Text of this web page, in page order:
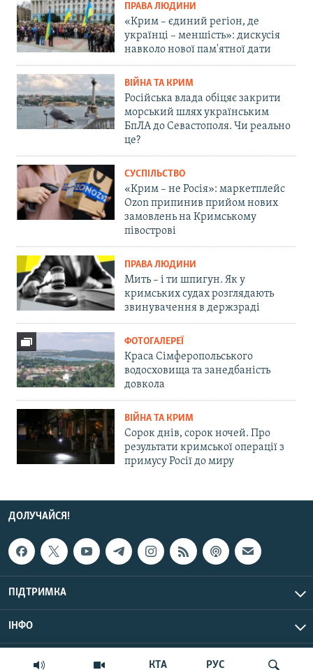
КТА РУС
ПРАВА ЛЮДИНИ
«Крим – єдиний регіон, де
українці – меншість»: дискусія
навколо нової пам'ятної дати
ВІЙНА ТА КРИМ
Російська влада обіцяє закрити
морський шлях українським
БпЛА до Севастополя. Чи реально
це?
СУСПІЛЬСТВО
«Крим – не Росія»: маркетплейс
Ozon припинив прийом нових
замовлень на Кримському
півострові
ПРАВА ЛЮДИНИ
Мить – і ти шпигун. Як у
кримських судах розглядають
звинувачення в держзраді
ФОТОГАЛЕРЕЇ
Краса Сімферопольського
водосховища та занедбаність
довкола
ВІЙНА ТА КРИМ
Сорок днів, сорок ночей. Про
результати кримської операції з
примусу Росії до миру
ДОЛУЧАЙСЯ!
ПІДТРИМКА
ІНФО
© Крим.Реалії, 2026 | Усі права застережено.